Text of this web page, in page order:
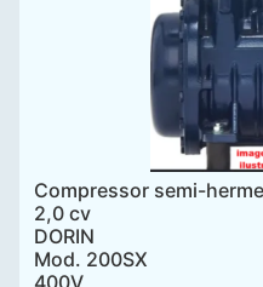
Compressor semi-
2,0 cv
DORIN
Mod. 200SX